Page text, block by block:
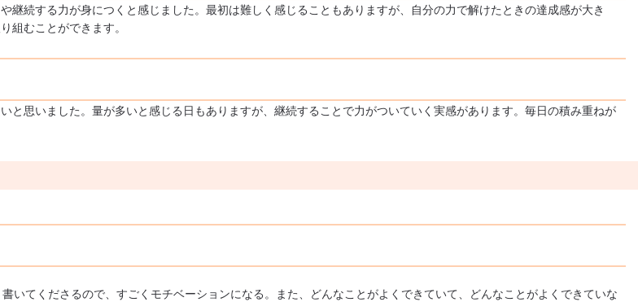
続する力が身につくと感じました。最初は難しく感じることもありますが、自分の力で解けたときの達成感が大き
組むことができます。
思いました。量が多いと感じる日もありますが、継続することで力がついていく実感があります。毎日の積み重ねが
てくださるので、すごくモチベーションになる。また、どんなことがよくできていて、どんなことがよくできていな